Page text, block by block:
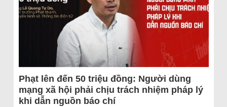
Phạt lên đến 50 triệu đồng: Người dùng
mạng xã hội phải chịu trách nhiệm pháp lý
khi dẫn nguồn báo chí